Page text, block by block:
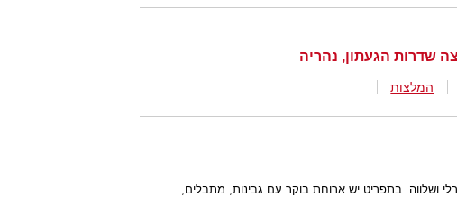
שדרות הגעתון, נהריה
המלצות
ושלווה. בתפריט יש ארוחת בוקר עם גבינות, מתבלים,